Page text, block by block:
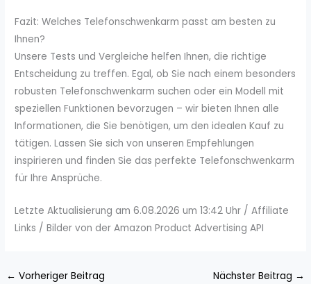
Fazit: Welches Telefonschwenkarm passt am besten zu
Ihnen?
Unsere Tests und Vergleiche helfen Ihnen, die richtige
Entscheidung zu treffen. Egal, ob Sie nach einem besonders
robusten Telefonschwenkarm suchen oder ein Modell mit
speziellen Funktionen bevorzugen – wir bieten Ihnen alle
Informationen, die Sie benötigen, um den idealen Kauf zu
tätigen. Lassen Sie sich von unseren Empfehlungen
inspirieren und finden Sie das perfekte Telefonschwenkarm
für Ihre Ansprüche.
Letzte Aktualisierung am 6.08.2026 um 13:42 Uhr / Affiliate
Links / Bilder von der Amazon Product Advertising API
← Vorheriger Beitrag Nächster Beitrag →